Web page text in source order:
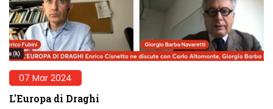
07 Mar 2024
L'Europa di Draghi